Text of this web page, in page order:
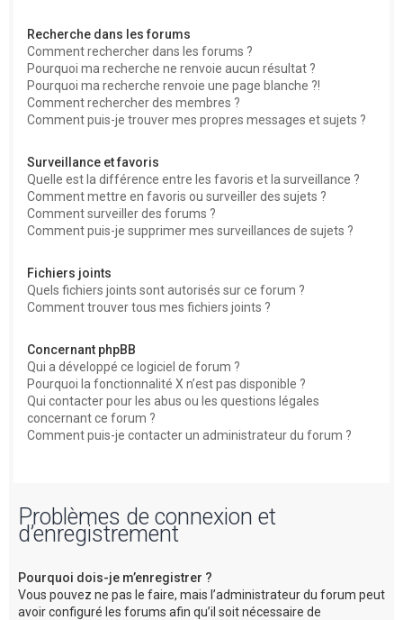
Recherche dans les forums
Comment rechercher dans les forums ?
Pourquoi ma recherche ne renvoie aucun résultat ?
Pourquoi ma recherche renvoie une page blanche ?!
Comment rechercher des membres ?
Comment puis-je trouver mes propres messages et sujets ?
Surveillance et favoris
Quelle est la différence entre les favoris et la surveillance ?
Comment mettre en favoris ou surveiller des sujets ?
Comment surveiller des forums ?
Comment puis-je supprimer mes surveillances de sujets ?
Fichiers joints
Quels fichiers joints sont autorisés sur ce forum ?
Comment trouver tous mes fichiers joints ?
Concernant phpBB
Qui a développé ce logiciel de forum ?
Pourquoi la fonctionnalité X n’est pas disponible ?
Qui contacter pour les abus ou les questions légales
concernant ce forum ?
Comment puis-je contacter un administrateur du forum ?
Problèmes de connexion et
d’enregistrement
Pourquoi dois-je m’enregistrer ?
Vous pouvez ne pas le faire, mais l’administrateur du forum peut
avoir configuré les forums afin qu’il soit nécessaire de